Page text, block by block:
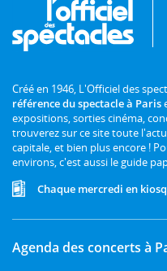
Créé en 1946, L'Officiel des
référence du spectacle à Paris
expositions, sorties cinéma,
trouverez sur ce site toute
capitale, et bien plus encore !
environs, c'est aussi le guide
Chaque mercredi en
Agenda des concerts à